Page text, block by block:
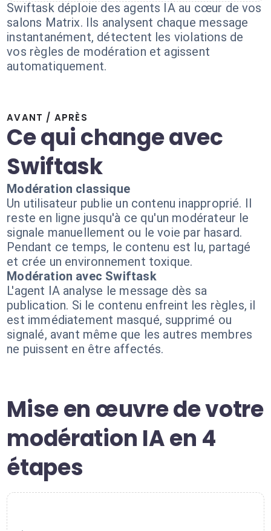
Swiftask déploie des agents IA au cœur de vos
salons Matrix. Ils analysent chaque message
instantanément, détectent les violations de
vos règles de modération et agissent
automatiquement.
AVANT / APRÈS
Ce qui change avec
Swiftask
Modération classique
Un utilisateur publie un contenu inapproprié. Il
reste en ligne jusqu'à ce qu'un modérateur le
signale manuellement ou le voie par hasard.
Pendant ce temps, le contenu est lu, partagé
et crée un environnement toxique.
Modération avec Swiftask
L'agent IA analyse le message dès sa
publication. Si le contenu enfreint les règles, il
est immédiatement masqué, supprimé ou
signalé, avant même que les autres membres
ne puissent en être affectés.
Mise en œuvre de votre
modération IA en 4
étapes